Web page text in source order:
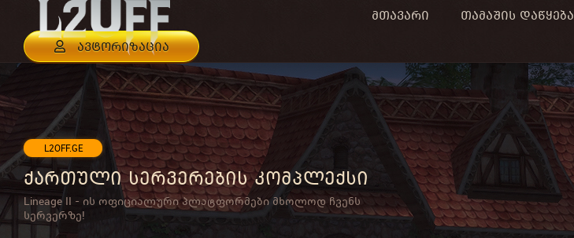
მთავარი თამაშის დაწყება
ავტორიზაცია
L2OFF.GE
ქართული სერვერების კომპლექსი
Lineage II - ის ოფიციალური პლატფორმები მხოლოდ ჩვენს
სერვერზე!